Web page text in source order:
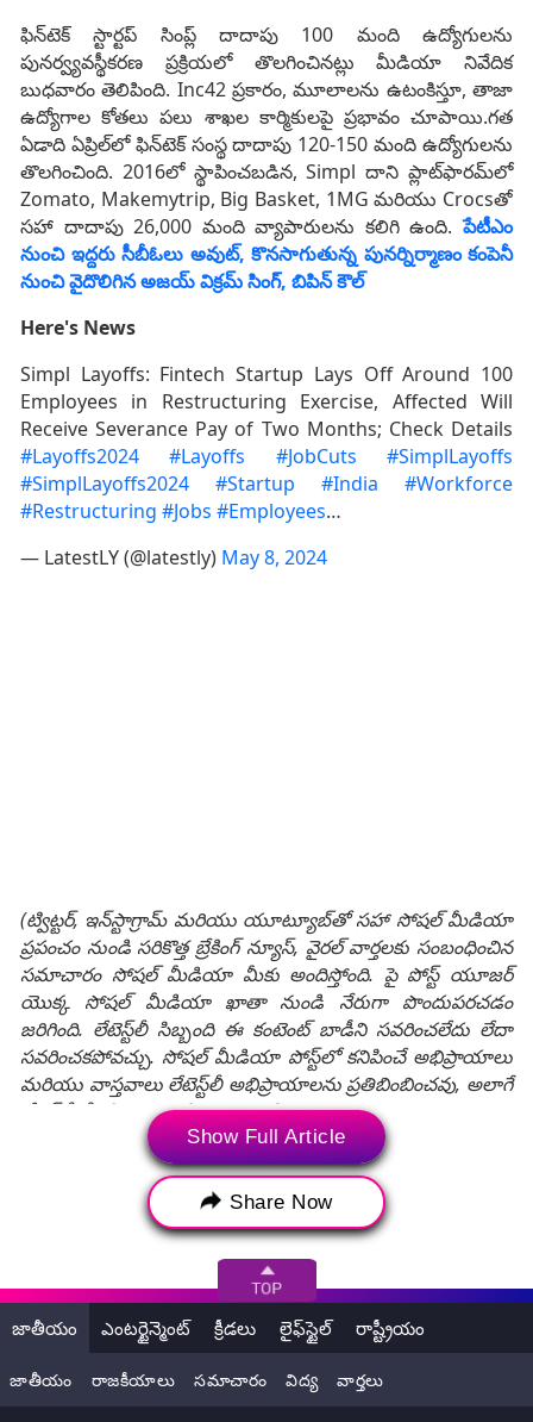
ఫిన్‌టెక్ స్టార్టప్ సింప్ల్ దాదాపు 100 మంది ఉద్యోగులను
పునర్వ్యవస్థీకరణ ప్రక్రియలో తొలగించినట్లు మీడియా నివేదిక
బుధవారం తెలిపింది. Inc42 ప్రకారం, మూలాలను ఉటంకిస్తూ, తాజా
ఉద్యోగాల కోతలు పలు శాఖల కార్మికులపై ప్రభావం చూపాయి.గత
ఏడాది ఏప్రిల్‌లో ఫిన్‌టెక్ సంస్థ దాదాపు 120-150 మంది ఉద్యోగులను
తొలగించింది. 2016లో స్థాపించబడిన, Simpl దాని ప్లాట్‌ఫారమ్‌లో
Zomato, Makemytrip, Big Basket, 1MG మరియు Crocsతో
సహా దాదాపు 26,000 మంది వ్యాపారులను కలిగి ఉంది.పేటీఎం
నుంచి ఇద్దరు సీబీఓలు అవుట్, కొనసాగుతున్న పునర్నిర్మాణం కంపెనీ
నుంచి వైదొలిగిన అజయ్ విక్రమ్ సింగ్, బిపిన్ కౌల్
Here's News
Simpl Layoffs: Fintech Startup Lays Off Around 100
Employees in Restructuring Exercise, Affected Will
Receive Severance Pay of Two Months; Check Details
#Layoffs2024
#Layoffs #JobCuts
#SimplLayoffs
#SimplLayoffs2024
#Startup #India
#Workforce
#Restructuring #Jobs #Employees…
— LatestLY (@latestly) May 8, 2024
(ట్విట్టర్, ఇన్‌స్టాగ్రామ్ మరియు యూట్యూబ్‌తో సహా సోషల్ మీడియా
ప్రపంచం నుండి సరికొత్త బ్రేకింగ్ న్యూస్, వైరల్ వార్తలకు సంబంధించిన
సమాచారం సోషల్ మీడియా మీకు అందిస్తోంది. పై పోస్ట్ యూజర్
యొక్క సోషల్ మీడియా ఖాతా నుండి నేరుగా పొందుపరచడం
జరిగింది. లేటెస్ట్‌లీ సిబ్బంది ఈ కంటెంట్ బాడీని సవరించలేదు లేదా
సవరించకపోవచ్చు. సోషల్ మీడియా పోస్ట్‌లో కనిపించే అభిప్రాయాలు
మరియు వాస్తవాలు లేటెస్ట్‌లీ అభిప్రాయాలను ప్రతిబింబించవు, అలాగే
లేటెస్ట్‌లీ దీనికి ఎటువంటి బాధ్యత వహించదు.)
FinTech Layoffs 2024 Job Cuts 2024
Layoffs 2024 Simpl layoffs
Show Full Article
Share Now
జాతీయం ఎంటర్టైన్మెంట్ క్రీడలు లైఫ్‌స్టైల్ రాష్ట్రీయం
జాతీయం రాజకీయాలు సమాచారం విద్య వార్తలు